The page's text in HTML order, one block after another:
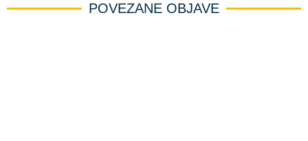
POVEZANE OBJAVE